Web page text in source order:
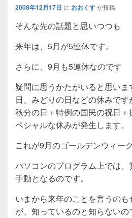
2008年12月17日 に おおくすが投稿
そんな先の話題と思いつつも
来年は、5月が5連休です。
さらに、9月も5連休なのです
疑問に思うかたがいると思い
日、みどりの日などの休みで
秋分の日＋特例の国民の祝日
ペシャルな休みが発生します。
これが9月のゴールデンウィー
パソコンのプログラム上では、
手動となるのです。
いまから来年のことを言うの
が、知っているのと知らない